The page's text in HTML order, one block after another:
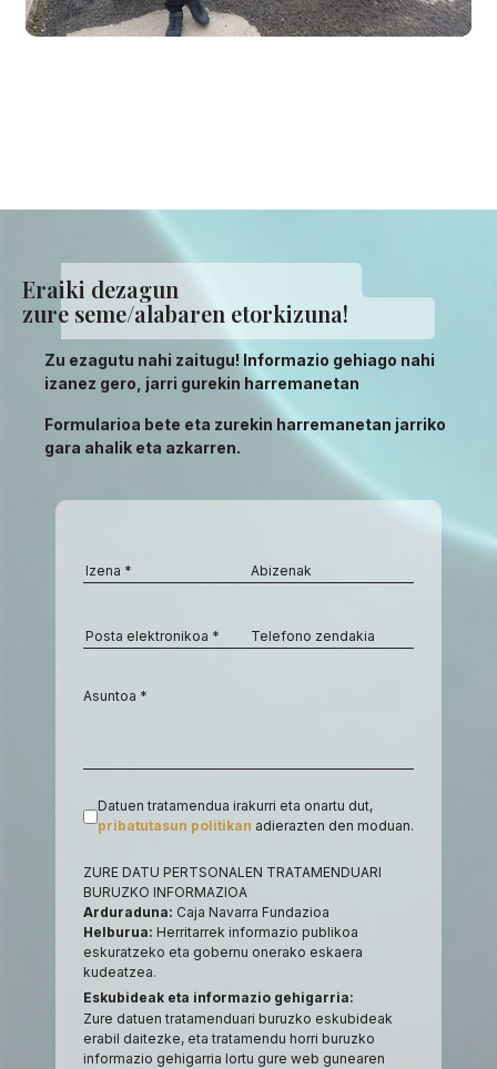
Eraiki dezagun
zure seme/alabaren etorkizuna!
Zu ezagutu nahi zaitugu! Informazio gehiago nahi
izanez gero, jarri gurekin harremanetan
Formularioa bete eta zurekin harremanetan jarriko
gara ahalik eta azkarren.
Datuen tratamendua irakurri eta onartu dut,
pribatutasun politikan adierazten den moduan.
ZURE DATU PERTSONALEN TRATAMENDUARI
BURUZKO INFORMAZIOA
Arduraduna: Caja Navarra Fundazioa
Helburua: Herritarrek informazio publikoa
eskuratzeko eta gobernu onerako eskaera
kudeatzea.
Eskubideak eta informazio gehigarria:
Zure datuen tratamenduari buruzko eskubideak
erabil daitezke, eta tratamendu horri buruzko
informazio gehigarria lortu gure web gunearen